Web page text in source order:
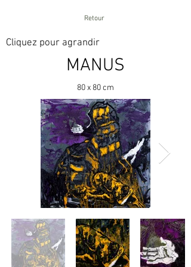
Retour
Cliquez pour agrandir
MANUS
80 x 80 cm